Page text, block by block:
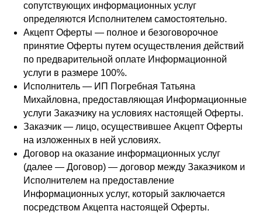
сопутствующих информационных услуг
определяются Исполнителем самостоятельно.
Акцепт Оферты — полное и безоговорочное
принятие Оферты путем осуществления действий
по предварительной оплате Информационной
услуги в размере 100%.
Исполнитель — ИП Погребная Татьяна
Михайловна, предоставляющая Информационные
услуги Заказчику на условиях настоящей Оферты.
Заказчик — лицо, осуществившее Акцепт Оферты
на изложенных в ней условиях.
Договор на оказание информационных услуг
(далее — Договор) — договор между Заказчиком и
Исполнителем на предоставление
Информационных услуг, который заключается
посредством Акцепта настоящей Оферты.